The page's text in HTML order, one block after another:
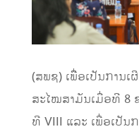
(ສພຊ) ເພືື່ອເປັນການ
ສະໄໝສາມັນເມື່ອທີ 8
ທີ VIII ແລະ ເພື່ອເປັນ